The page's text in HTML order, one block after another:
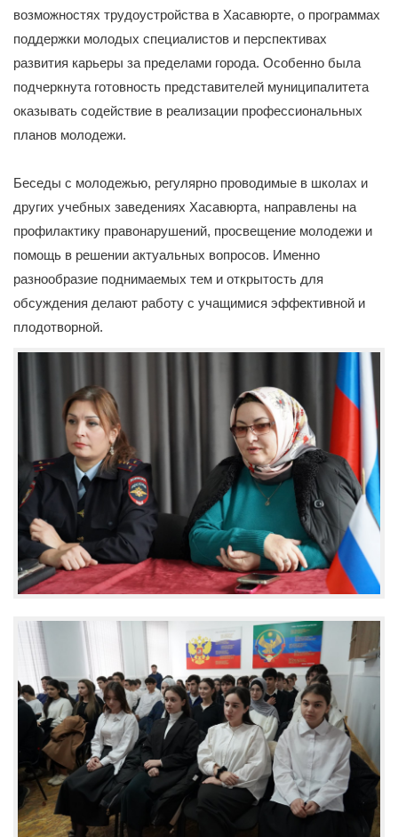
возможностях трудоустройства в Хасавюрте, о программах
поддержки молодых специалистов и перспективах
развития карьеры за пределами города. Особенно была
подчеркнута готовность представителей муниципалитета
оказывать содействие в реализации профессиональных
планов молодежи.
Беседы с молодежью, регулярно проводимые в школах и
других учебных заведениях Хасавюрта, направлены на
профилактику правонарушений, просвещение молодежи и
помощь в решении актуальных вопросов. Именно
разнообразие поднимаемых тем и открытость для
обсуждения делают работу с учащимися эффективной и
плодотворной.